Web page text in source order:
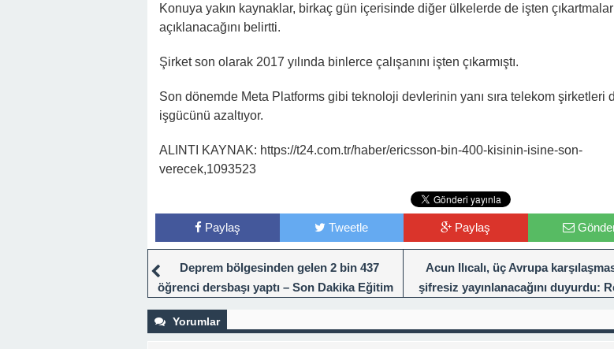
Konuya yakın kaynaklar, birkaç gün içerisinde diğer ülkelerde de işten
açıklanacağını belirtti.
Şirket son olarak 2017 yılında binlerce çalışanını işten çıkarmıştı.
Son dönemde Meta Platforms gibi teknoloji devlerinin yanı sıra telekom şirketleri
işgücünü azaltıyor.
ALINTI KAYNAK: https://t24.com.tr/haber/ericsson-bin-400-kisinin-isine-son-
verecek,1093523
Paylaş Tweetle Paylaş
Deprem bölgesinden gelen 2 bin 437
öğrenci dersbaşı yaptı – Son Dakika Eğitim
Acun Ilıcalı, üç Avrupa
şifresiz yayınlanacağını duyurdu:
Yorumlar